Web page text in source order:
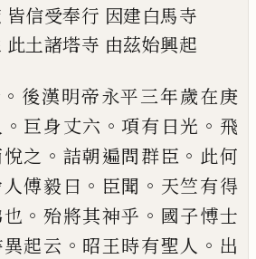
皆信受奉行 因建白馬寺
此土諸塔寺 由茲始興起
。 後漢明帝永平三年歲在庚
。 巨身丈六 。 項有日光 。 飛
之 。 詰朝遍問群臣 。 此何
傅毅曰 。 臣聞 。 天竺有得
。 殆將其神乎 。 國子愽士
起云 。 昭王時有聖人 。 出